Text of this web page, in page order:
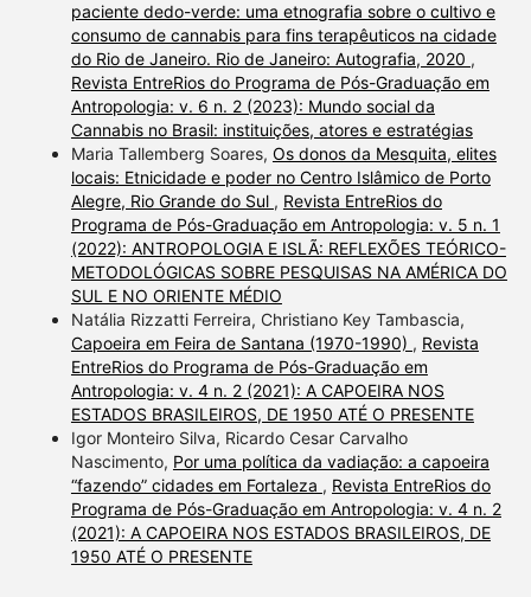
paciente dedo-verde: uma etnografia sobre o cultivo e
consumo de cannabis para fins terapêuticos na cidade
do Rio de Janeiro. Rio de Janeiro: Autografia, 2020 ,
Revista EntreRios do Programa de Pós-Graduação em
Antropologia: v. 6 n. 2 (2023): Mundo social da
Cannabis no Brasil: instituições, atores e estratégias
Maria Tallemberg Soares, Os donos da Mesquita, elites
locais: Etnicidade e poder no Centro Islâmico de Porto
Alegre, Rio Grande do Sul , Revista EntreRios do
Programa de Pós-Graduação em Antropologia: v. 5 n. 1
(2022): ANTROPOLOGIA E ISLÃ: REFLEXÕES TEÓRICO-
METODOLÓGICAS SOBRE PESQUISAS NA AMÉRICA DO
SUL E NO ORIENTE MÉDIO
Natália Rizzatti Ferreira, Christiano Key Tambascia,
Capoeira em Feira de Santana (1970-1990) , Revista
EntreRios do Programa de Pós-Graduação em
Antropologia: v. 4 n. 2 (2021): A CAPOEIRA NOS
ESTADOS BRASILEIROS, DE 1950 ATÉ O PRESENTE
Igor Monteiro Silva, Ricardo Cesar Carvalho
Nascimento, Por uma política da vadiação: a capoeira
“fazendo” cidades em Fortaleza , Revista EntreRios do
Programa de Pós-Graduação em Antropologia: v. 4 n. 2
(2021): A CAPOEIRA NOS ESTADOS BRASILEIROS, DE
1950 ATÉ O PRESENTE